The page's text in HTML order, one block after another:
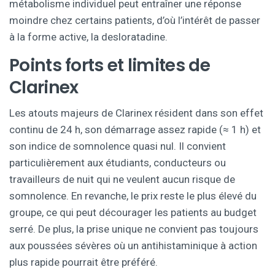
métabolisme individuel peut entraîner une réponse
moindre chez certains patients, d’où l’intérêt de passer
à la forme active, la desloratadine.
Points forts et limites de
Clarinex
Les atouts majeurs de Clarinex résident dans son effet
continu de 24 h, son démarrage assez rapide (≈ 1 h) et
son indice de somnolence quasi nul. Il convient
particulièrement aux étudiants, conducteurs ou
travailleurs de nuit qui ne veulent aucun risque de
somnolence. En revanche, le prix reste le plus élevé du
groupe, ce qui peut décourager les patients au budget
serré. De plus, la prise unique ne convient pas toujours
aux poussées sévères où un antihistaminique à action
plus rapide pourrait être préféré.